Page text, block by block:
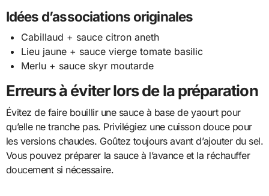
Idées d’associations originales
Cabillaud + sauce citron aneth
Lieu jaune + sauce vierge tomate basilic
Merlu + sauce skyr moutarde
Erreurs à éviter lors de la préparation
Évitez de faire bouillir une sauce à base de yaourt pour
qu’elle ne tranche pas. Privilégiez une cuisson douce pour
les versions chaudes. Goûtez toujours avant d’ajouter du sel.
Vous pouvez préparer la sauce à l’avance et la réchauffer
doucement si nécessaire.